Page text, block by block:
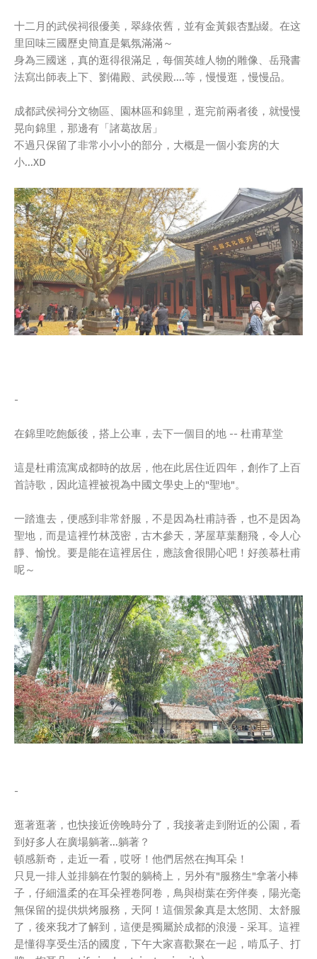
十二月的武侯祠很優美，翠綠依舊，並有金黃銀杏點綴。在这
里回味三國歷史簡直是氣氛滿滿～
身為三國迷，真的逛得很滿足，每個英雄人物的雕像、岳飛書
法寫出師表上下、劉備殿、武侯殿....等，慢慢逛，慢慢品。
成都武侯祠分文物區、園林區和錦里，逛完前兩者後，就慢慢
晃向錦里，那邊有「諸葛故居」
不過只保留了非常小小小的部分，大概是一個小套房的大
小...XD
-
在錦里吃飽飯後，搭上公車，去下一個目的地 -- 杜甫草堂
這是杜甫流寓成都時的故居，他在此居住近四年，創作了上百
首詩歌，因此這裡被視為中國文學史上的"聖地"。
一踏進去，便感到非常舒服，不是因為杜甫詩香，也不是因為
聖地，而是這裡竹林茂密，古木參天，茅屋草葉翻飛，令人心
靜、愉悅。要是能在這裡居住，應該會很開心吧！好羨慕杜甫
呢～
-
逛著逛著，也快接近傍晚時分了，我接著走到附近的公園，看
到好多人在廣場躺著...躺著？
頓感新奇，走近一看，哎呀！他們居然在掏耳朵！
只見一排人並排躺在竹製的躺椅上，另外有"服務生"拿著小棒
子，仔細溫柔的在耳朵裡卷阿卷，鳥與樹葉在旁伴奏，陽光毫
無保留的提供烘烤服務，天阿！這個景象真是太悠閒、太舒服
了，後來我才了解到，這便是獨屬於成都的浪漫 - 采耳。這裡
是懂得享受生活的國度，下午大家喜歡聚在一起，啃瓜子、打